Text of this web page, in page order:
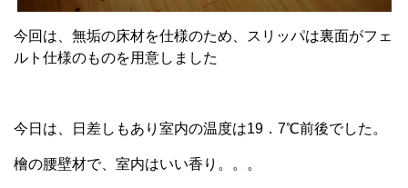
今回は、無垢の床材を仕様のため、スリッパは裏面がフェ
ルト仕様のものを用意しました
今日は、日差しもあり室内の温度は19．7℃前後でした。
檜の腰壁材で、室内はいい香り。。。